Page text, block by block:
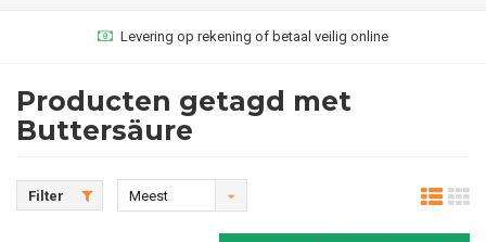
Levering op rekening of betaal veilig online
Producten getagd met
Buttersäure
Filter
Meest